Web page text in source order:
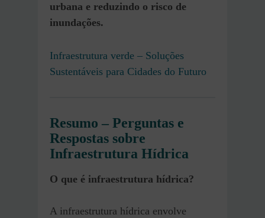
urbana e reduzindo o risco de
inundações.
Infraestrutura verde – Soluções
Sustentáveis para Cidades do Futuro
Resumo – Perguntas e
Respostas sobre
Infraestrutura Hídrica
O que é infraestrutura hídrica?
A infraestrutura hídrica envolve